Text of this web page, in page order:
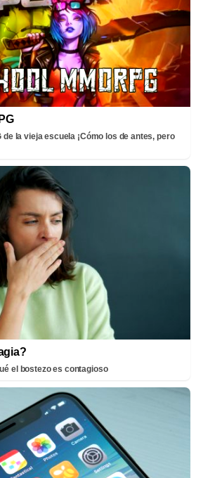
de la vieja escuela ¡Cómo los de antes, pero
el bostezo es contagioso